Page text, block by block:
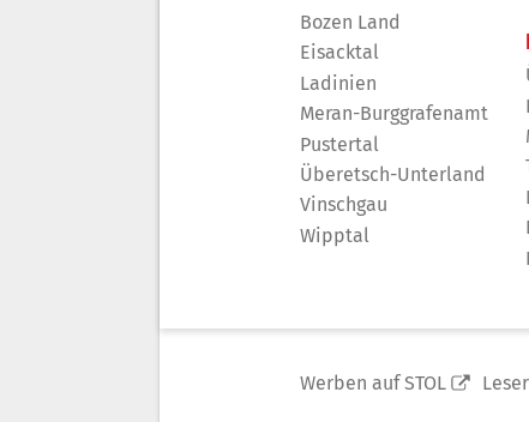
Bozen Land
Eisacktal
Ladinien
Meran-Burggrafenamt
Pustertal
Überetsch-Unterland
Vinschgau
Wipptal
Werben auf STOL